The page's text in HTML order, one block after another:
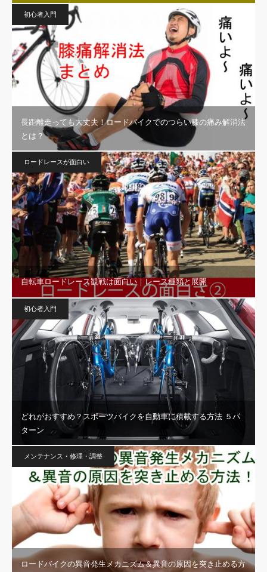
初心者入門
長距離走っても大丈夫！ロードバイクでのつらい膝の痛み解消法
とは？
ロードレースが面白い
自転車ロードレース観戦は面白い｜レース種類と展開
初心者入門
どれがおすすめ？スポーツバイクを自動車に積載する方法 ５パ
ターン
メンテナンス・修理・調整
ロードバイクの異音発生メカニズム＆異音の原因を突き止める方